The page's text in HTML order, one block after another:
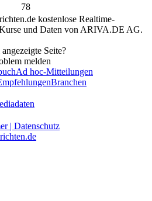
78
kostenlose Realtime-
und Daten von ARIVA.DE AG.
Seite?
melden
Ad hoc-Mitteilungen
Branchen
| Datenschutz